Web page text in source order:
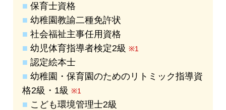
■ 保育士資格
■ 幼稚園教諭二種免許状
■ 社会福祉主事任用資格
■ 幼児体育指導者検定2級※1
■ 認定絵本士
■ 幼稚園・保育園のためのリトミック指導資
格2級・1級※1
■ こども環境管理士2級